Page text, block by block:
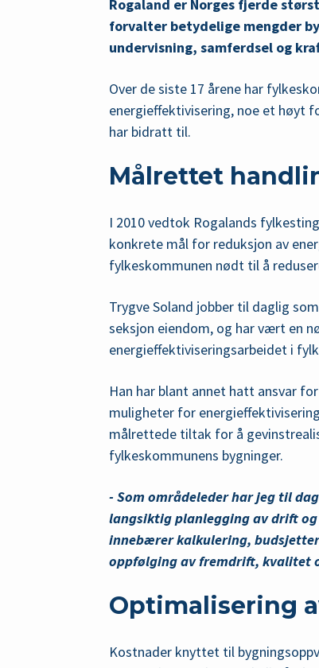
Rogaland er Norges fjerde
forvalter betydelige mengder
undervisning, samferdsel og
Over de siste 17 årene har
energieffektivisering, noe et høyt
har bidratt til.
Målrettet
I 2010 vedtok Rogalands
konkrete mål for reduksjon av
fylkeskommunen nødt til å
Trygve Soland jobber til daglig
seksjon eiendom, og har vært en
energieffektiviseringsarbeidet i
Han har blant annet hatt ansvar
muligheter for
målrettede tiltak for å
fylkeskommunens bygninger.
- Som områdeleder har jeg til
langsiktig planlegging av drift
innebærer kalkulering,
oppfølging av fremdrift, kvalitet
Optimalisering
Kostnader knyttet til